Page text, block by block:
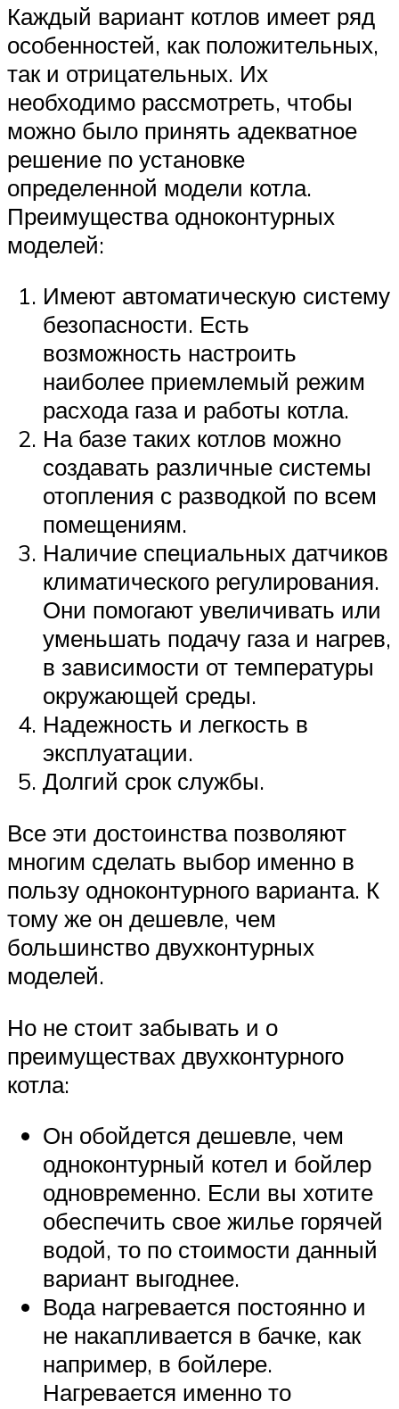
Каждый вариант котлов имеет ряд
особенностей, как положительных,
так и отрицательных. Их
необходимо рассмотреть, чтобы
можно было принять адекватное
решение по установке
определенной модели котла.
Преимущества одноконтурных
моделей:
Имеют автоматическую систему
безопасности. Есть
возможность настроить
наиболее приемлемый режим
расхода газа и работы котла.
На базе таких котлов можно
создавать различные системы
отопления с разводкой по всем
помещениям.
Наличие специальных датчиков
климатического регулирования.
Они помогают увеличивать или
уменьшать подачу газа и нагрев,
в зависимости от температуры
окружающей среды.
Надежность и легкость в
эксплуатации.
Долгий срок службы.
Все эти достоинства позволяют
многим сделать выбор именно в
пользу одноконтурного варианта. К
тому же он дешевле, чем
большинство двухконтурных
моделей.
Но не стоит забывать и о
преимуществах двухконтурного
котла:
Он обойдется дешевле, чем
одноконтурный котел и бойлер
одновременно. Если вы хотите
обеспечить свое жилье горячей
водой, то по стоимости данный
вариант выгоднее.
Вода нагревается постоянно и
не накапливается в бачке, как
например, в бойлере.
Нагревается именно то